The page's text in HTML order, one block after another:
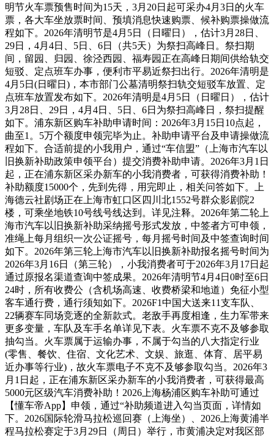
明节火车票预售时间为15天，3月20日起可采办4月3日的火车
票，各大车坐放票时间、预填消息快速购票、候补购票操做流
程如下。2026年清明节是4月5日（日曜日），估计3月28日、
29日，4月4日、5日、6日（共5天）为祭扫高峰日。祭扫期
间，留园、归园、徐泾西园、福寿园正在高峰日期间供给轨交
短驳、定点班车办事，便利市平易近祭扫出行。2026年清明是
4月5日(日曜日)，本市部门公墓清明祭扫轨交短驳车放置、定
点班车放置发布如下。2026年清明是4月5日（日曜日），估计
3月28日、29日，4月4日、5日、6日为祭扫高峰日，祭扫提醒
如下。浦东新区购车补助申请时间：2026年3月15日10点起，
曲至1。5万个额度申领完毕为止。补助申请平台及申请操做流
程如下。合适前提的小我用户，通过“车信盟”（上海市汽车以
旧换新补助政策申领平台）提交消费补助申请。2026年3月1日
起，正在浦东新区采办新车的小我消费者，可获得消费补助！
补助额度15000个，先到先得，用完即止，相关问答如下。上
海德云社剧场正在上海市虹口区四川北1552号群众影剧院2
楼，可乘坐地铁10号线号线达到。详见注释。2026年第二轮上
海市汽车以旧换新补助采纳摇号形式发放，中签者方可申领，
准绳上每月组织一次公证摇号，每月摇号时间及中签查询时间
如下。2026年第三轮上海市汽车以旧换新补助报名摇号时间为
2026年3月16日（第三轮），小我消费者可于2026年3月17日起
通过原报名渠道查询中签成果。2026年清明节4月4日0时至6日
24时，所有收费公（含机场高速、收费桥梁和地道）免征小型
客车通行费，通行须知如下。2026F1中国大送来11支车队、
22辆赛车同场竞逐的全新款式。老敌手再度相逢，生力军带来
更多变量，车队及车手名单详见下表。火车票不克不及够参取
抽勾当。火车票属于运输办事，不属于勾当的八大指定行业
(零售、餐饮、住宿、文化艺术、文娱、旅逛、体育、居平易
近办事等行业)，故火车票电子不克不及够参取勾当。2026年3
月1日起，正在浦东新区采办新车的小我消费者，可获得最高
5000元区级汽车消费补助！2026上海杨浦区购车补助可通过
【懂车帝App】申领，通过“补助频道进入勾当页面，详情如
下。2026国际轮滑马拉松巡回赛（上海坐）、2026上海黄浦半
程马拉松赛定于3月29日（周日）举行，市黄浦决定对我区部